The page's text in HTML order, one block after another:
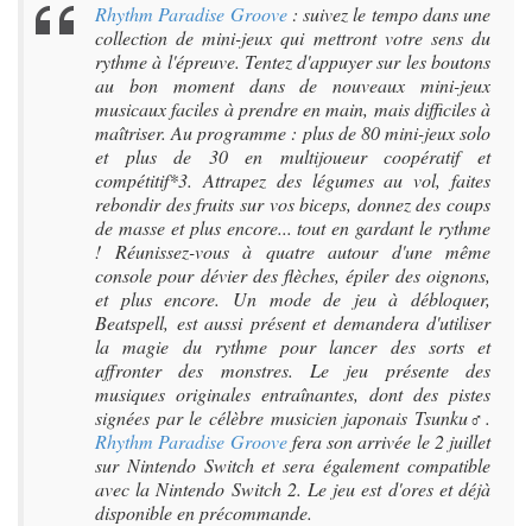
Rhythm Paradise Groove: suivez le tempo dans une
collection de mini-jeux qui mettront votre sens du
rythme à l'épreuve. Tentez d'appuyer sur les boutons
au bon moment dans de nouveaux mini-jeux
musicaux faciles à prendre en main, mais difficiles à
maîtriser. Au programme : plus de 80 mini-jeux solo
et plus de 30 en multijoueur coopératif et
compétitif*3. Attrapez des légumes au vol, faites
rebondir des fruits sur vos biceps, donnez des coups
de masse et plus encore... tout en gardant le rythme
! Réunissez-vous à quatre autour d'une même
console pour dévier des flèches, épiler des oignons,
et plus encore. Un mode de jeu à débloquer,
Beatspell, est aussi présent et demandera d'utiliser
la magie du rythme pour lancer des sorts et
affronter des monstres. Le jeu présente des
musiques originales entraînantes, dont des pistes
signées par le célèbre musicien japonais Tsunku♂.
Rhythm Paradise Groovefera son arrivée le 2 juillet
sur Nintendo Switch et sera également compatible
avec la Nintendo Switch 2. Le jeu est d'ores et déjà
disponible en précommande.